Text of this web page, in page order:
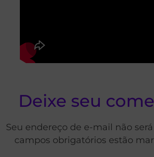
Deixe seu
Seu endereço de e-mail não
campos obrigatórios estão